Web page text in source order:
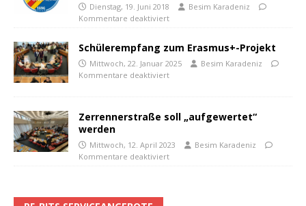
Dienstag, 19. Juni 2018
Besim Karadeniz
Kommentare deaktiviert
Schülerempfang zum Erasmus+-Projekt
Mittwoch, 22. Januar 2025
Besim Karadeniz
Kommentare deaktiviert
Zerrennerstraße soll „aufgewertet“
werden
Mittwoch, 12. April 2023
Besim Karadeniz
Kommentare deaktiviert